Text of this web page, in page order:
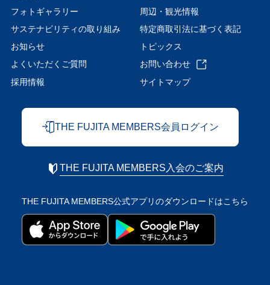
フォトギャラリー
周辺・観光情報
サステナビリティの取り組み
特定商取引法に基づく表記
お知らせ
トピックス
よくいただくご質問
お問い合わせ
採用情報
サイトマップ
THE FUJITA MEMBERS会員ログイン
THE FUJITA MEMBERS入会のご案内
THE FUJITA MEMBERS公式アプリのダウンロードはこちら